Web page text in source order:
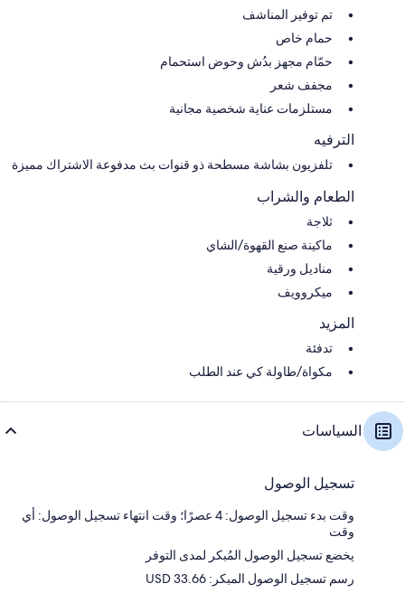
تم توفير المناشف
حمام خاص
حمّام مجهز بدُش وحوض استحمام
مجفف شعر
مستلزمات عناية شخصية مجانية
الترفيه
تلفزيون بشاشة مسطحة ذو قنوات بث مدفوعة الاشتراك مميزة
الطعام والشراب
ثلاجة
ماكينة صنع القهوة/الشاي
مناديل ورقية
ميكروويف
المزيد
تدفئة
مكواة/طاولة كي عند الطلب
السياسات
تسجيل الوصول
وقت بدء تسجيل الوصول: 4 عصرًا؛ وقت انتهاء تسجيل الوصول: أي
وقت
يخضع تسجيل الوصول المُبكر لمدى التوفر
رسم تسجيل الوصول المبكر: 33.66 USD